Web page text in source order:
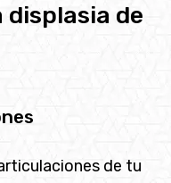
de
de tu